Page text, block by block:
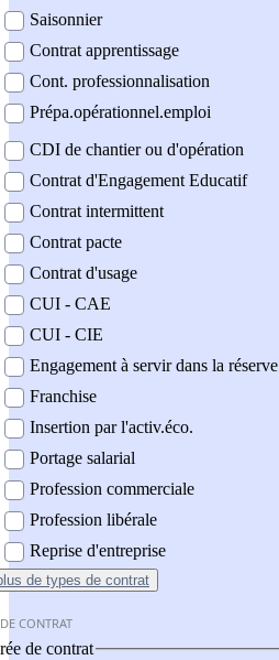
Saisonnier
Contrat apprentissage
Cont. professionnalisation
Prépa.opérationnel.emploi
CDI de chantier ou d'opération
Contrat d'Engagement Educatif
Contrat intermittent
Contrat pacte
Contrat d'usage
CUI - CAE
CUI - CIE
Engagement à servir dans la réserve
Franchise
Insertion par l'activ.éco.
Portage salarial
Profession commerciale
Profession libérale
Reprise d'entreprise
de types de contrat
CONTRAT
de contrat